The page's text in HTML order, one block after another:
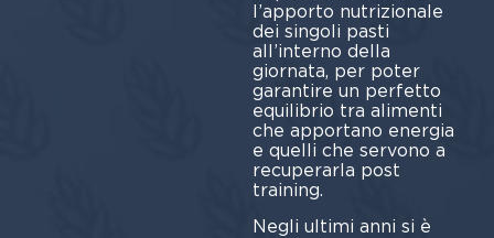
l’apporto nutrizionale
dei singoli pasti
all’interno della
giornata, per poter
garantire un perfetto
equilibrio tra alimenti
che apportano energia
e quelli che servono a
recuperarla post
training.
Negli ultimi anni si è